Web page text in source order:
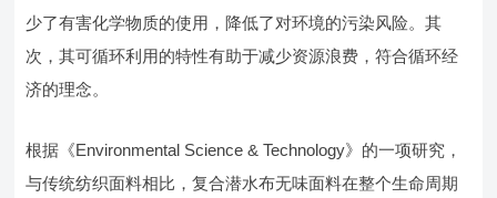
少了有害化学物质的使用，降低了对环境的污染风险。其
次，其可循环利用的特性有助于减少资源浪费，符合循环经
济的理念。
根据《Environmental Science & Technology》的一项研究，
与传统纺织面料相比，复合潜水布无味面料在整个生命周期